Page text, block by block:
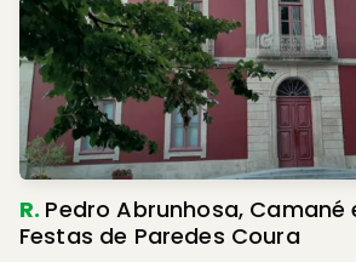
R. Pedro Abrunhosa, Camané
Festas de Paredes Coura